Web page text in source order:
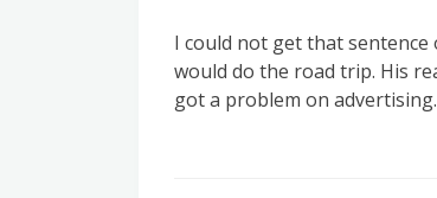
I could not get that
would do the road trip. His
got a problem on